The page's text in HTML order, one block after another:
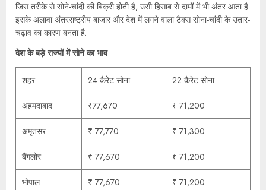
जिस तरीके से सोने-चांदी की बिक्री होती है, उसी हिसाब से दामों में भी अंतर आता है.
इसके अलावा अंतरराष्ट्रीय बाजार और देश में लगने वाला टैक्स सोना-चांदी के उतार-
चढ़ाव का कारण बनता है.
देश के बड़े राज्यों में सोने का भाव
शहर 24 कैरेट सोना 22 कैरेट सोना
अहमदाबाद ₹77,670 ₹ 71,200
अमृतसर ₹ 77,770 ₹ 71,300
बैंगलोर ₹ 77,670 ₹ 71,200
भोपाल ₹ 77,670 ₹ 71,200